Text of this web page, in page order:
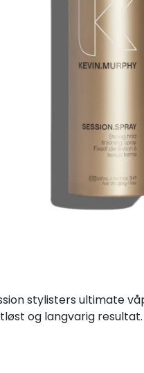
stylisters ultimate
og langvarig